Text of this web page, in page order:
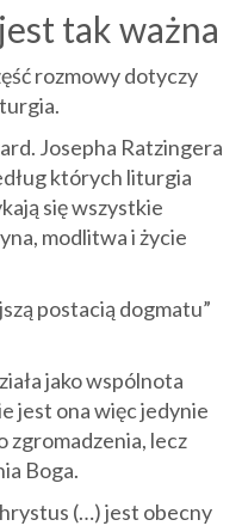
tak ważna
rozmowy dotyczy
Josepha Ratzingera
których liturgia
się wszystkie
modlitwa i życie
postacią dogmatu”
jako wspólnota
jest ona więc jedynie
lecz
Boga.
(…) jest obecny